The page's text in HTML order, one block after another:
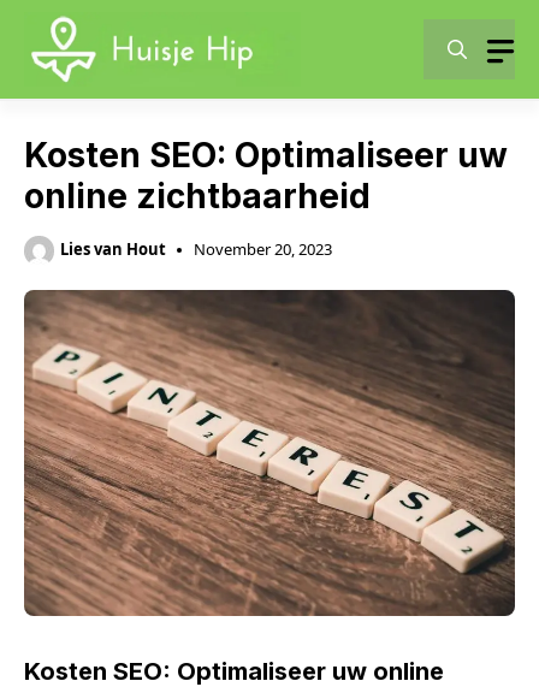
content
Kosten SEO: Optimaliseer uw
online zichtbaarheid
Lies van Hout November 20, 2023
Kosten SEO: Optimaliseer uw online